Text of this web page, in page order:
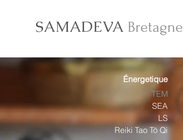
SAMADEVA Bretagne
Énergetique
TEM
SEA
LS
Reiki Tao Tö Qi